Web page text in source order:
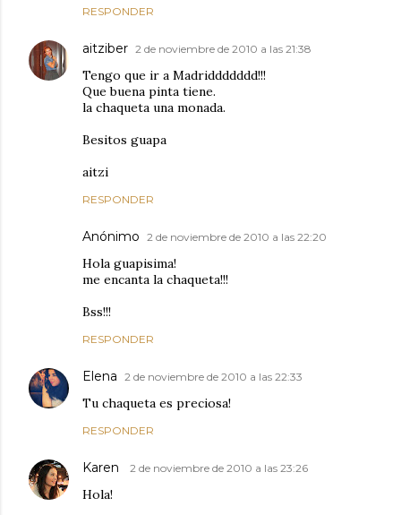
RESPONDER
aitziber 2 de noviembre de 2010 a las 21:38
Tengo que ir a Madriddddddd!!!
Que buena pinta tiene.
la chaqueta una monada.
Besitos guapa
aitzi
RESPONDER
Anónimo 2 de noviembre de 2010 a las 22:20
Hola guapisima!
me encanta la chaqueta!!!
Bss!!!
RESPONDER
Elena 2 de noviembre de 2010 a las 22:33
Tu chaqueta es preciosa!
RESPONDER
Karen 2 de noviembre de 2010 a las 23:26
Hola!